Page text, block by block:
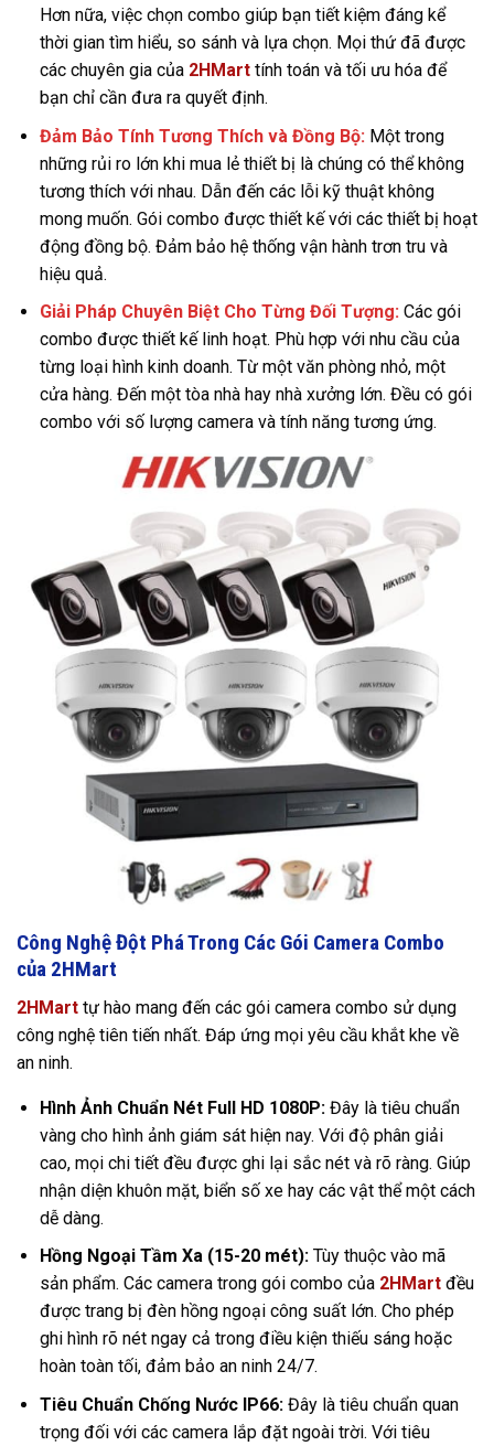
Hơn nữa, việc chọn combo giúp bạn tiết kiệm đáng kể
thời gian tìm hiểu, so sánh và lựa chọn. Mọi thứ đã được
các chuyên gia của 2HMarttính toán và tối ưu hóa để
bạn chỉ cần đưa ra quyết định.
Đảm Bảo Tính Tương Thích và Đồng Bộ: Một trong
những rủi ro lớn khi mua lẻ thiết bị là chúng có thể không
tương thích với nhau. Dẫn đến các lỗi kỹ thuật không
mong muốn. Gói combo được thiết kế với các thiết bị hoạt
động đồng bộ. Đảm bảo hệ thống vận hành trơn tru và
hiệu quả.
Giải Pháp Chuyên Biệt Cho Từng Đối Tượng:Các gói
combo được thiết kế linh hoạt. Phù hợp với nhu cầu của
từng loại hình kinh doanh. Từ một văn phòng nhỏ, một
cửa hàng. Đến một tòa nhà hay nhà xưởng lớn. Đều có gói
combo với số lượng camera và tính năng tương ứng.
Công Nghệ Đột Phá Trong Các Gói Camera Combo
của 2HMart
2HMart tự hào mang đến các gói camera combo sử dụng
công nghệ tiên tiến nhất. Đáp ứng mọi yêu cầu khắt khe về
an ninh.
Hình Ảnh Chuẩn Nét Full HD 1080P:Đây là tiêu chuẩn
vàng cho hình ảnh giám sát hiện nay. Với độ phân giải
cao, mọi chi tiết đều được ghi lại sắc nét và rõ ràng. Giúp
nhận diện khuôn mặt, biển số xe hay các vật thể một cách
dễ dàng.
Hồng Ngoại Tầm Xa (15-20 mét):Tùy thuộc vào mã
sản phẩm. Các camera trong gói combo của 2HMartđều
được trang bị đèn hồng ngoại công suất lớn. Cho phép
ghi hình rõ nét ngay cả trong điều kiện thiếu sáng hoặc
hoàn toàn tối, đảm bảo an ninh 24/7.
Tiêu Chuẩn Chống Nước IP66:Đây là tiêu chuẩn quan
trọng đối với các camera lắp đặt ngoài trời. Với tiêu